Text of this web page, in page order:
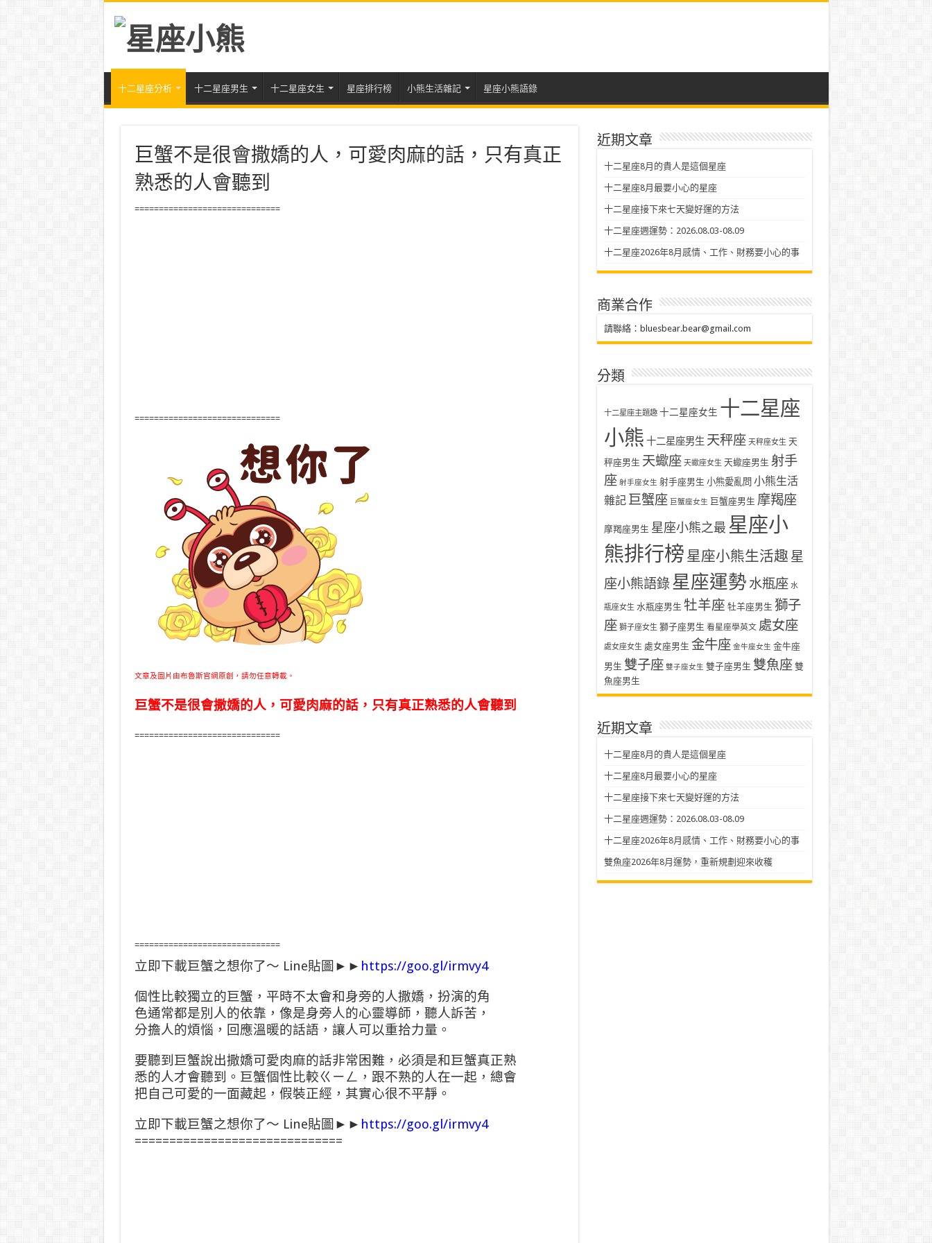
十二星座分析 十二星座男生 十二星座女生 星座排行榜 小熊生活雜記 星座小熊語錄
巨蟹不是很會撒嬌的人，可愛肉麻的話，只有真正
熟悉的人會聽到
==============================
==============================
文章及圖片由布魯斯官網原創，請勿任意轉載。
巨蟹不是很會撒嬌的人，可愛肉麻的話，只有真正熟悉的人會聽到
==============================
==============================
立即下載巨蟹之想你了～ Line貼圖►► https://goo.gl/irmvy4
個性比較獨立的巨蟹，平時不太會和身旁的人撒嬌，扮演的角
色通常都是別人的依靠，像是身旁人的心靈導師，聽人訴苦，
分擔人的煩惱，回應溫暖的話語，讓人可以重拾力量。
要聽到巨蟹說出撒嬌可愛肉麻的話非常困難，必須是和巨蟹真正熟
悉的人才會聽到。巨蟹個性比較ㄍㄧㄥ，跟不熟的人在一起，總會
把自己可愛的一面藏起，假裝正經，其實心很不平靜。
立即下載巨蟹之想你了～ Line貼圖►► https://goo.gl/irmvy4
==============================
近期文章
十二星座8月的貴人是這個星座
十二星座8月最要小心的星座
十二星座接下來七天變好運的方法
十二星座週運勢：2026.08.03-08.09
十二星座2026年8月感情、工作、財務要小心的事
商業合作
請聯絡： bluesbear.bear@gmail.com
分類
十二星座主題趣 十二星座女生 十二星座
小熊 十二星座男生 天秤座 天秤座女生 天
秤座男生 天蠍座 天蠍座女生 天蠍座男生 射手
座 射手座女生 射手座男生 小熊愛亂問 小熊生活
雜記 巨蟹座 巨蟹座女生 巨蟹座男生 摩羯座
摩羯座男生 星座小熊之最 星座小
熊排行榜 星座小熊生活趣 星
座小熊語錄星座運勢 水瓶座 水
瓶座女生 水瓶座男生 牡羊座 牡羊座男生 獅子
座 獅子座女生 獅子座男生 看星座學英文 處女座
處女座女生 處女座男生 金牛座 金牛座女生 金牛座
男生 雙子座 雙子座女生 雙子座男生 雙魚座 雙
魚座男生
近期文章
十二星座8月的貴人是這個星座
十二星座8月最要小心的星座
十二星座接下來七天變好運的方法
十二星座週運勢：2026.08.03-08.09
十二星座2026年8月感情、工作、財務要小心的事
雙魚座2026年8月運勢，重新規劃迎來收穫